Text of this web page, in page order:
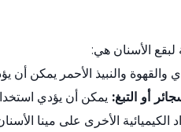
الأسنان هي:
والنبيذ الأحمر يمكن أن
أو التبغ: يمكن أن يؤدي
الأخرى على مينا